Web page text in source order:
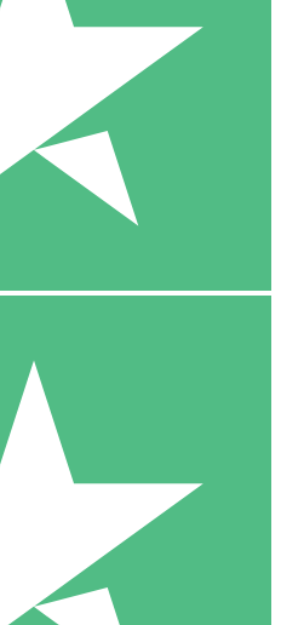
Geen maandelijkse
1000
20 00